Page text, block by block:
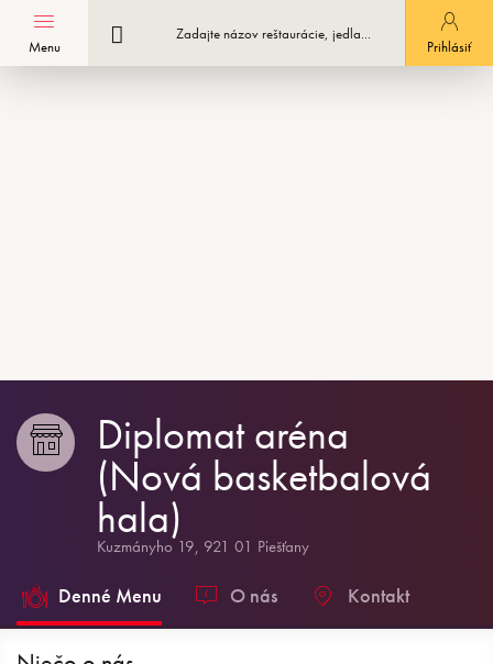
Registrácia podniku Prihlásiť
Menu
Diplomat aréna
(Nová basketbalová
hala)
Kuzmányho 19, 921 01 Piešťany
Denné Menu O nás Kontakt